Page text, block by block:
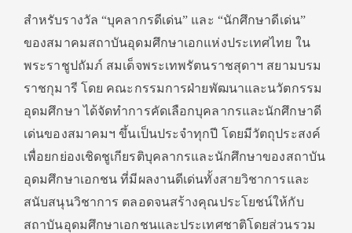
สำหรับรางวัล “บุคลากรดีเด่น” และ “นักศึกษาดีเด่น”
ของสมาคมสถาบันอุดมศึกษาเอกแห่งประเทศไทย ใน
พระราชูปถัมภ์ สมเด็จพระเทพรัตนราชสุดาฯ สยามบรม
ราชกุมารี โดย คณะกรรมการฝ่ายพัฒนาและนวัตกรรม
อุดมศึกษา ได้จัดทำการคัดเลือกบุคลากรและนักศึกษาดี
เด่นของสมาคมฯ ขึ้นเป็นประจำทุกปี โดยมีวัตถุประสงค์
เพื่อยกย่องเชิดชูเกียรติบุคลากรและนักศึกษาของสถาบัน
อุดมศึกษาเอกชน ที่มีผลงานดีเด่นทั้งสายวิชาการและ
สนับสนุนวิชาการ ตลอดจนสร้างคุณประโยชน์ให้กับ
สถาบันอุดมศึกษาเอกชนและประเทศชาติโดยส่วนรวม